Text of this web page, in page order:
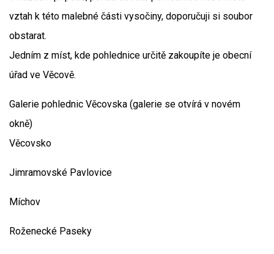
vztah k této malebné části vysočiny, doporučuji si soubor
obstarat.
Jedním z míst, kde pohlednice určitě zakoupíte je obecní
úřad ve Věcově.
Galerie pohlednic Věcovska (galerie se otvírá v novém
okně)
Věcovsko
Jimramovské Pavlovice
Míchov
Roženecké Paseky